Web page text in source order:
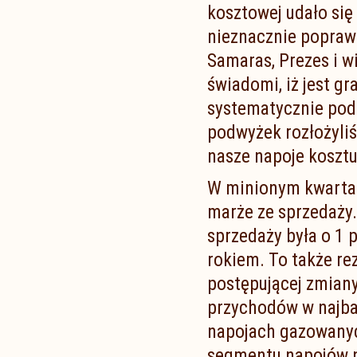
kosztowej udało
nieznacznie
Samaras, Prezes i
świadomi, iż jest
systematycznie
podwyżek
nasze napoje
W minionym
marże ze
sprzedaży była o
rokiem. To także
postępującej
przychodów w
napojach